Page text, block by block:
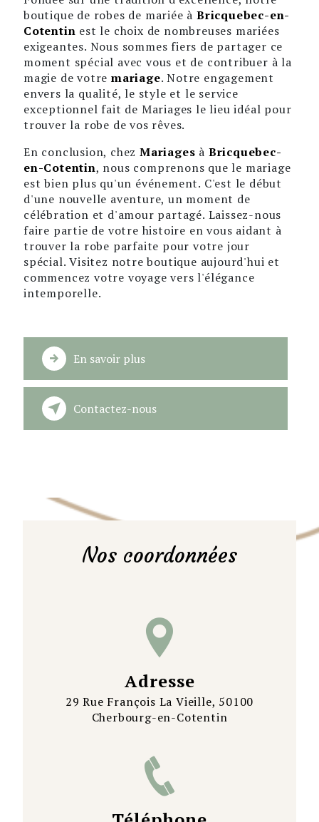
boutique de robes de mariée à Bricquebec-en-
Cotentin est le choix de nombreuses mariées
exigeantes. Nous sommes fiers de partager ce
moment spécial avec vous et de contribuer à la
magie de votremariage. Notre engagement
envers la qualité, le style et le service
exceptionnel fait de Mariages le lieu idéal pour
trouver la robe de vos rêves.
En conclusion, chez Mariages à Bricquebec-
en-Cotentin, nous comprenons que le mariage
est bien plus qu'un événement. C'est le début
d'une nouvelle aventure, un moment de
célébration et d'amour partagé. Laissez-nous
faire partie de votre histoire en vous aidant à
trouver la robe parfaite pour votre jour
spécial. Visitez notre boutique aujourd'hui et
commencez votre voyage vers l'élégance
intemporelle.
En savoir plus
Contactez-nous
Nos coordonnées
Adresse
29 Rue François La Vieille, 50100
Cherbourg-en-Cotentin